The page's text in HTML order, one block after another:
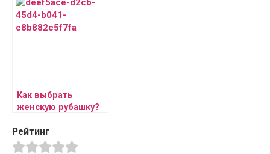
типы и
промышленные
применения
Как выбрать
женскую рубашку?
Рейтинг